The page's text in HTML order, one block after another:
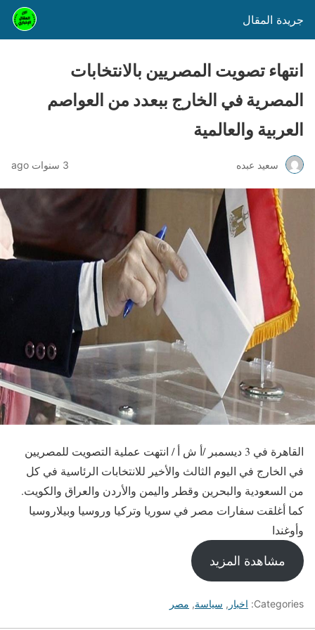
جريدة المقال
انتهاء تصويت المصريين بالانتخابات
المصرية في الخارج ببعدد من العواصم
العربية والعالمية
سعيد عبده 3 سنوات ago
القاهرة في 3 ديسمبر /أ ش أ / انتهت عملية التصويت للمصريين
في الخارج في اليوم الثالث والأخير للانتخابات الرئاسية في كل
من السعودية والبحرين وقطر واليمن والأردن والعراق والكويت.
كما أغلقت سفارات مصر في سوريا وتركيا وروسيا وبيلاروسيا
وأوغندا
مشاهدة المزيد
Categories: اخبار , سياسة, مصر